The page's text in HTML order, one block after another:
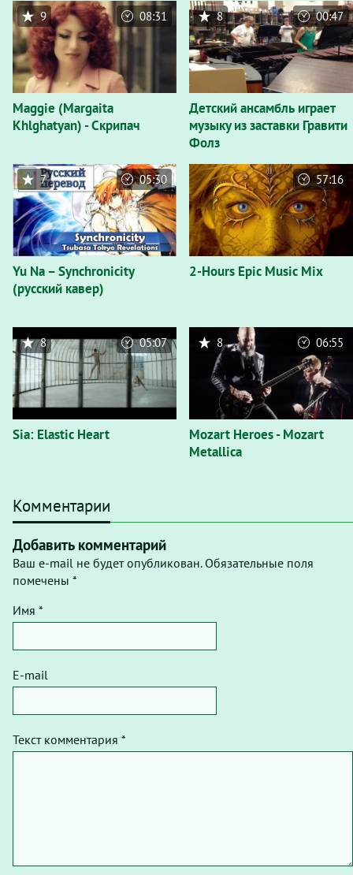
Maggie (Margaita
Khlghatyan) - Скрипач
9 08:31
Детский ансамбль играет
музыку из заставки Гравити
Фолз
8 00:47
Yu Na – Synchronicity
(русский кавер)
7 05:30
2-Hours Epic Music Mix
57:16
Sia: Elastic Heart
8 05:07
Mozart Heroes - Mozart
Metallica
8 06:55
Комментарии
Добавить комментарий
Ваш e-mail не будет опубликован. Обязательные поля
помечены *
Имя *
E-mail
Текст комментария *